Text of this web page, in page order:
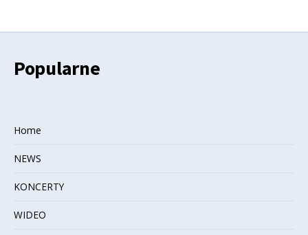
Popularne
Home
NEWS
KONCERTY
WIDEO